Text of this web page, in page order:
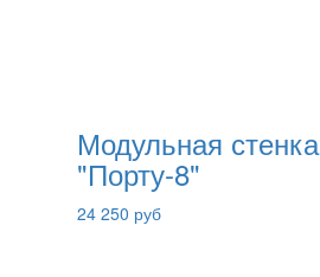
Модульная стенка
"Порту-8"
24 250 руб